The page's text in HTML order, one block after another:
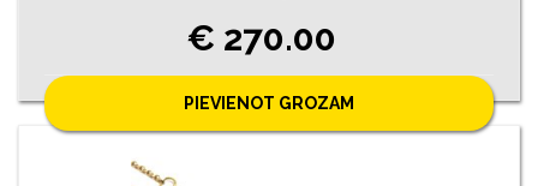
€ 270.00
PIEVIENOT GROZAM